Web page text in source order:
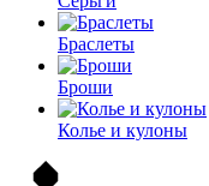
Браслеты
Броши
Колье и кулоны